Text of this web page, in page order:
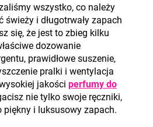
wszystko, co należy
i długotrwały zapach
się, że jest to zbieg kilku
dozowanie
prawidłowe suszenie,
pralki i wentylacja
jakości perfumy do
nie tylko swoje ręczniki,
piękny i luksusowy zapach.